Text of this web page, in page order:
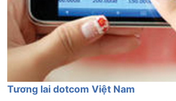
Tương lai dotcom Việt Nam